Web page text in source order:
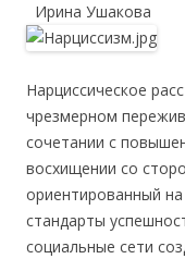
Ирина Ушакова
Нарциссическое
чрезмерном
сочетании с
восхищении со
ориентированный
стандарты
социальные сети